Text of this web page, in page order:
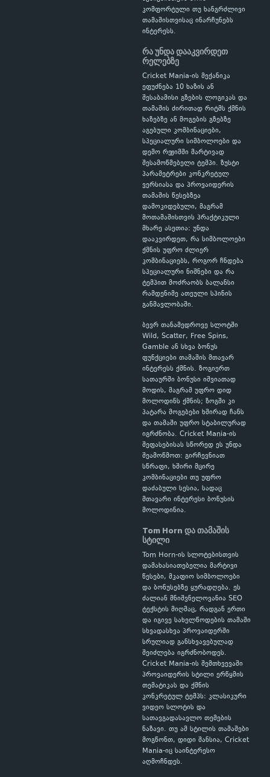
კომფორტული თუ ხანგრძლივი
თამაშისთვისაც ინარჩუნებს
ინტერესს.
რა უნდა დააკვირდეთ
რელებზე
Cricket Mania-ის მექანიკა
ეფუძნება 10 ხაზის ან
შესაბამისი გზების ლოგიკას და
თამაშის ძირითად რიტმს ქმნის
ხაზებზე ან მოგების გზებზე
აგებული კომბინაციები,
სპეციალური სიმბოლოები და
დემო რეჟიმში მარტივად
შესამოწმებელი ტემპი. ზუსტი
პარამეტრები კონკრეტულ
ვერსიასა და პროვაიდერის
თამაშის წესებზეა
დამოკიდებული, მაგრამ
მოთამაშისთვის პრაქტიკული
მხარე ასეთია: უნდა
დააკვირდეთ, რა სიმბოლოები
ქმნის უფრო ძლიერ
კომბინაციებს, როგორ ჩნდება
სპეციალური ნიშნები და რა
ტემპით მოძრაობს ბალანსი
რამდენიმე ათეული სპინის
განმავლობაში.
ბევრ თანამედროვე სლოტში
Wild, Scatter, Free Spins,
Gamble ან სხვა ბონუს
ფუნქციები თამაშის მთავარ
ინტერესს ქმნის. ზოგიერთ
სათაურში ბონუსი იშვიათად
მოდის, მაგრამ უფრო დიდ
მოლოდინს ქმნის; ზოგში კი
პატარა მოგებები ხშირად ჩანს
და თამაში უფრო სტაბილურად
იგრძნობა. Cricket Mania-ის
შეფასებისას სწორედ ეს უნდა
შეამოწმოთ: გირჩევნიათ
სწრაფი, ხშირი მცირე
კომბინაციები თუ უფრო
დაძაბული სესია, სადაც
მთავარი ინტერესი ბონუსის
მოლოდინია.
Tom Horn და თამაშის
სტილი
Tom Horn-ის სლოტებისთვის
დამახასიათებელია მარტივი
წესები, მკაფიო სიმბოლოები
და ბონუსებზე ყურადღება. ეს
ძალიან მნიშვნელოვანია SEO
ტექსტის მიღმაც, რადგან ერთი
და იგივე სახელწოდების თამაში
სხვადასხვა პროვაიდერში
სრულიად განსხვავებულად
შეიძლება იგრძნობოდეს.
Cricket Mania-ის შემთხვევაში
პროვაიდერის სტილი ერწყმის
თემატიკას და ქმნის
კონკრეტულ ტემპს: კლასიკური
ვიდეო სლოტის და
სათავგადასავლო თემების
ნაზავი. თუ ამ სტილის თამაშები
მოგწონთ, დიდი შანსია, Cricket
Mania-იც საინტერესო
აღმოჩნდეს.